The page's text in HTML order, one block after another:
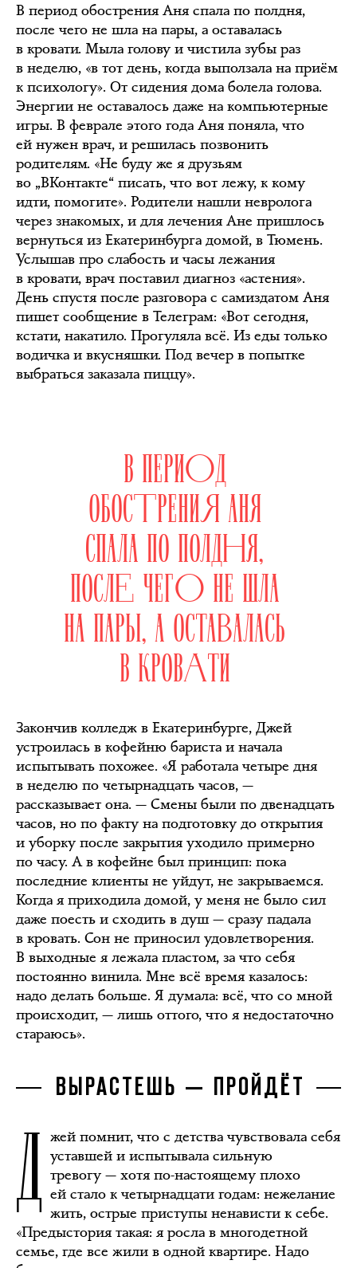
В период обострения Аня спала по полдня,
после чего не шла на пары, а оставалась
в кровати. Мыла голову и чистила зубы раз
в неделю, «в тот день, когда выползала на приём
к психологу». От сидения дома болела голова.
Энергии не оставалось даже на компьютерные
игры. В феврале этого года Аня поняла, что
ей нужен врач, и решилась позвонить
родителям. «Не буду же я друзьям
во „ВКонтакте“ писать, что вот лежу, к кому
идти, помогите». Родители нашли невролога
через знакомых, и для лечения Ане пришлось
вернуться из Екатеринбурга домой, в Тюмень.
Услышав про слабость и часы лежания
в кровати, врач поставил диагноз «астения».
День спустя после разговора с самиздатом Аня
пишет сообщение в Телеграм: «Вот сегодня,
кстати, накатило. Прогуляла всё. Из еды только
водичка и вкусняшки. Под вечер в попытке
выбраться заказала пиццу».
В ПЕРИОД
ОБОСТРЕНИЯ АНЯ
СПАЛА ПО ПОЛДНЯ,
ПОСЛЕ ЧЕГО НЕ ШЛА
НА ПАРЫ, А ОСТАВАЛАСЬ
В КРОВАТИ
Закончив колледж в Екатеринбурге, Джей
устроилась в кофейню бариста и начала
испытывать похожее. «Я работала четыре дня
в неделю по четырнадцать часов, —
рассказывает она. — Смены были по двенадцать
часов, но по факту на подготовку до открытия
и уборку после закрытия уходило примерно
по часу. А в кофейне был принцип: пока
последние клиенты не уйдут, не закрываемся.
Когда я приходила домой, у меня не было сил
даже поесть и сходить в душ — сразу падала
в кровать. Сон не приносил удовлетворения.
В выходные я лежала пластом, за что себя
постоянно винила. Мне всё время казалось:
надо делать больше. Я думала: всё, что со мной
происходит, — лишь оттого, что я недостаточно
стараюсь».
ВЫРАСТЕШЬ — ПРОЙДЁТ
Д жей помнит, что с детства чувствовала себя
уставшей и испытывала сильную
тревогу — хотя по-настоящему плохо
ей стало к четырнадцати годам: нежелание
жить, острые приступы ненависти к себе.
«Предыстория такая: я росла в многодетной
семье, где все жили в одной квартире. Надо